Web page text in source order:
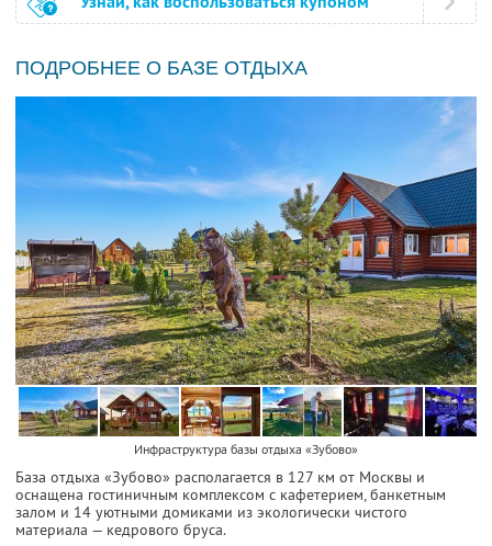
ПОДРОБНЕЕ О БАЗЕ ОТДЫХА
Инфраструктура базы отдыха «Зубово»
База отдыха «Зубово» располагается в 127 км от Москвы и
оснащена гостиничным комплексом с кафетерием, банкетным
залом и 14 уютными домиками из экологически чистого
материала — кедрового бруса.